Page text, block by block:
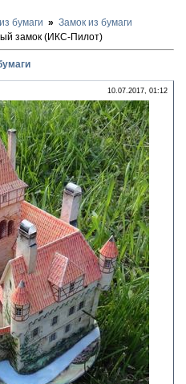
бумаги
Замок из бумаги
замок (ИКС-Пилот)
10.07.2017, 01:12